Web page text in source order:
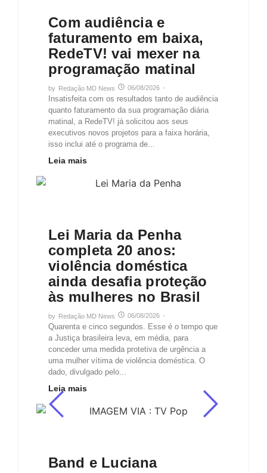
Com audiência e
faturamento em baixa,
RedeTV! vai mexer na
programação matinal
by Redação MD News 06/08/2026 -
Insatisfeita com os resultados tanto de audiência
quanto faturamento da sua programação diária
matinal, a RedeTV! já solicitou aos seus
executivos novos projetos para a faixa horária,
isso inclui até o programa de...
Leia mais
Lei Maria da Penha
completa 20 anos:
violência doméstica
ainda desafia proteção
às mulheres no Brasil
by Redação MD News 06/08/2026 -
Quarenta e cinco segundos. Esse é o tempo que
a Justiça brasileira leva, em média, para
conceder uma medida protetiva de urgência a
uma mulher vítima de violência doméstica. O
dado, divulgado pelo...
Leia mais
Band e Luciana